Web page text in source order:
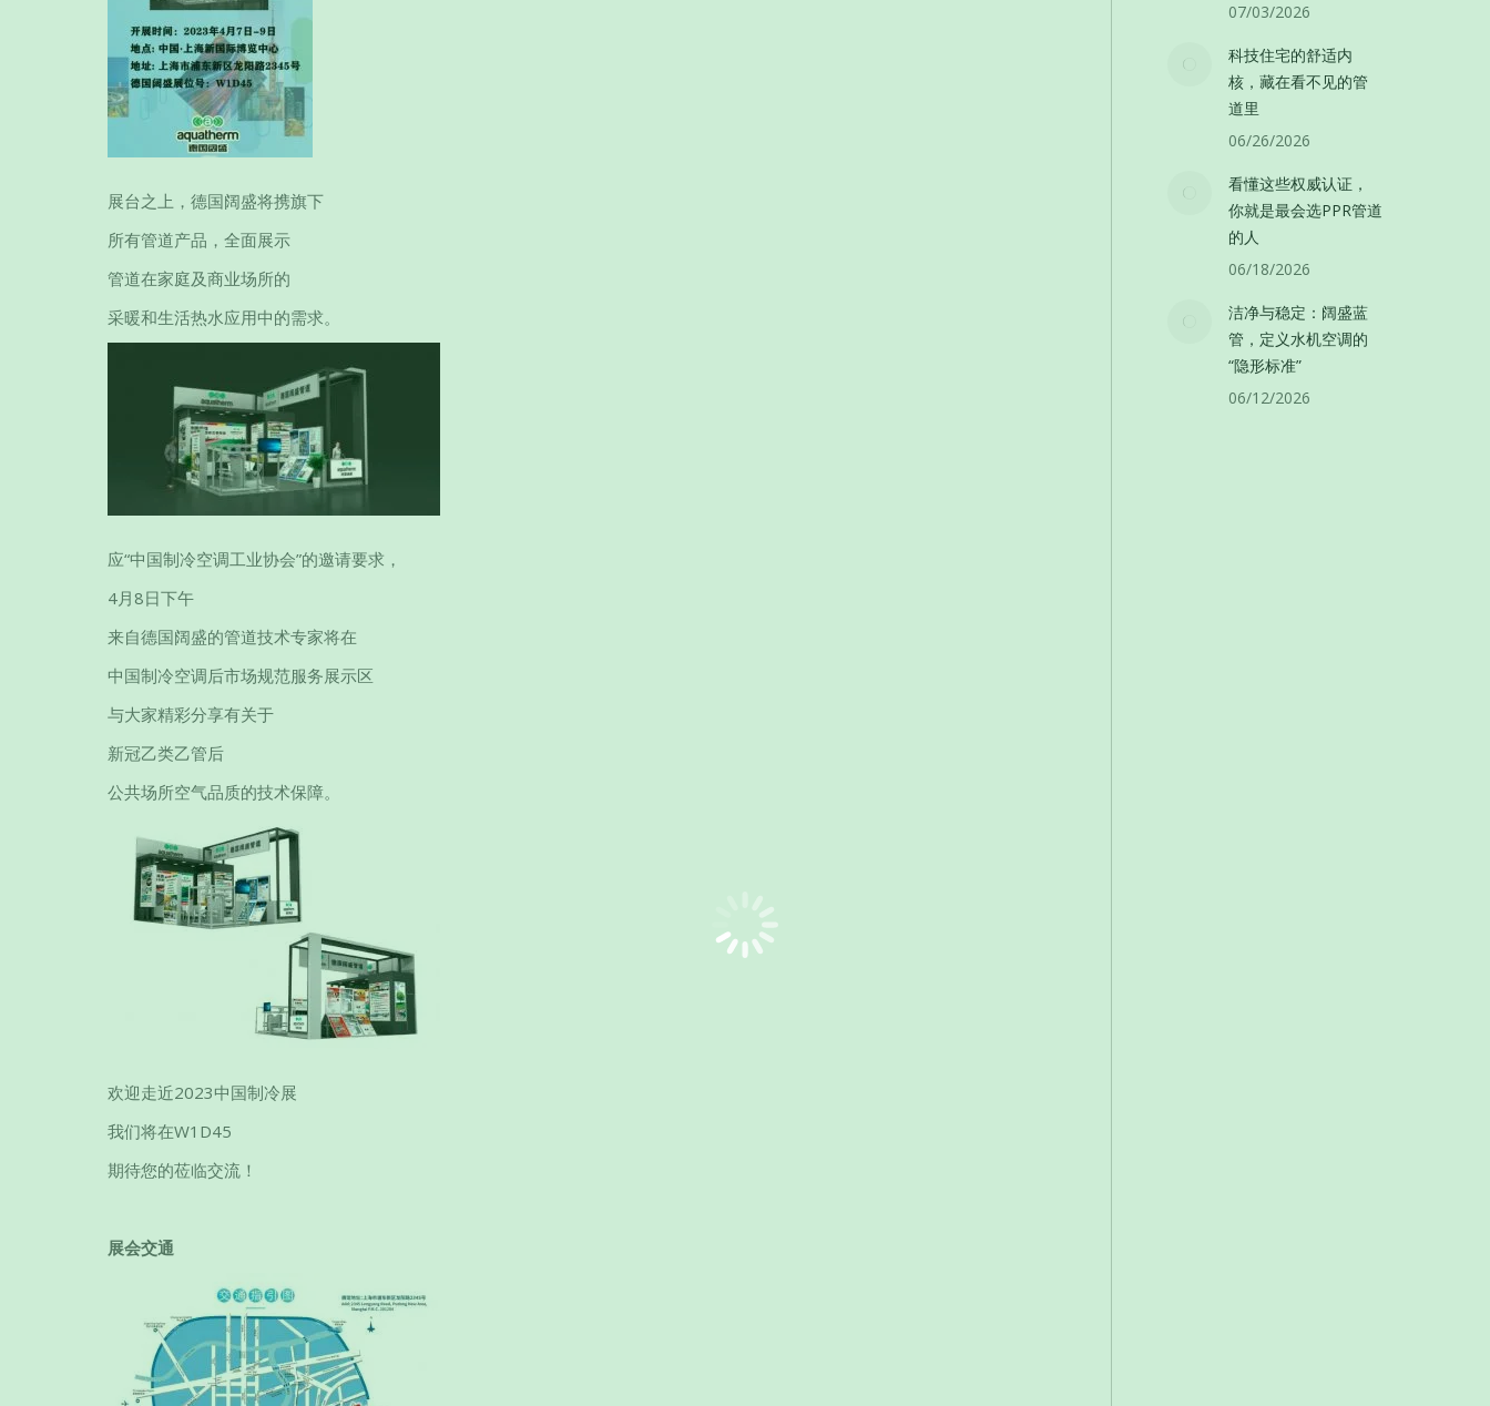
展台之上，德国阔盛将携旗下
所有管道产品，全面展示
管道在家庭及商业场所的
采暖和生活热水应用中的需求。
应“中国制冷空调工业协会”的邀请要求，
4月8日下午
来自德国阔盛的管道技术专家将在
中国制冷空调后市场规范服务展示区
与大家精彩分享有关于
新冠乙类乙管后
公共场所空气品质的技术保障。
欢迎走近2023中国制冷展
我们将在W1D45
期待您的莅临交流！
展会交通
07/03/2026
科技住宅的舒适内
核，藏在看不见的管
道里
06/26/2026
看懂这些权威认证，
你就是最会选PPR管道
的人
06/18/2026
洁净与稳定：阔盛蓝
管，定义水机空调的
“隐形标准”
06/12/2026